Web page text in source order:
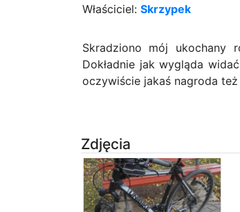
Właściciel: Skrzypek
Skradziono mój ukochany
Dokładnie jak wygląda
oczywiście jakaś nagroda też
Zdjęcia